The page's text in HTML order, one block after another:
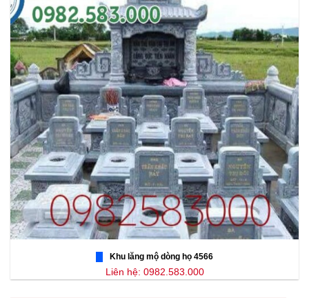
Khu lăng mộ dòng họ 4566
Liên hệ: 0982.583.000